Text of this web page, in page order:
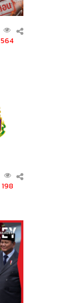
564
198